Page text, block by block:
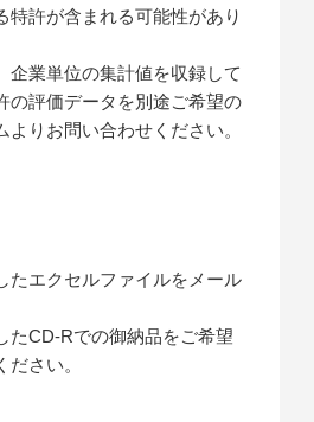
特許が含まれる可能性があり
業単位の集計値を収録して
の評価データを別途ご希望の
よりお問い合わせください。
たエクセルファイルをメール
たCD-Rでの御納品をご希望
さい。